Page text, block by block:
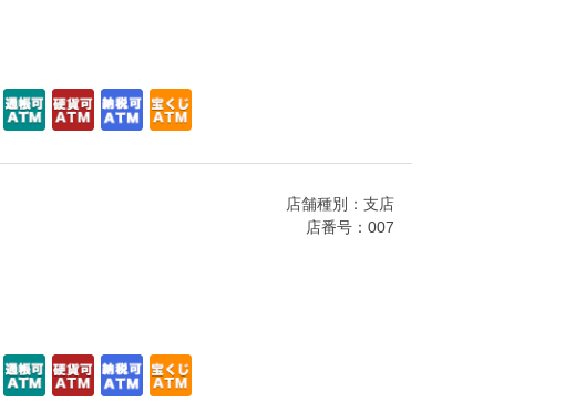
店舗種別：支店
店番号：007